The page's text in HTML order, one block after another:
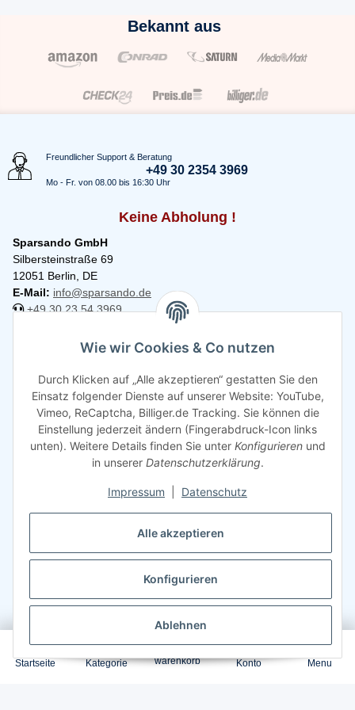
Bekannt aus
Freundlicher Support & Beratung
+49 30 2354 3969
Mo - Fr. von 08.00 bis 16:30 Uhr
Keine Abholung !
Sparsando GmbH
Silbersteinstraße 69
12051 Berlin, DE
E-Mail: info@sparsando.de
+49 30 23 54 3969
Informationen
Rechtliches
Startseite Kategorie
0
warenkorb Konto Menu
Wie wir Cookies & Co nutzen
Durch Klicken auf „Alle akzeptieren“ gestatten Sie den
Einsatz folgender Dienste auf unserer Website: YouTube,
Vimeo, ReCaptcha, Billiger.de Tracking. Sie können die
Einstellung jederzeit ändern (Fingerabdruck-Icon links
unten). Weitere Details finden Sie unter Konfigurierenund
in unserer Datenschutzerklärung.
Impressum Datenschutz
Alle akzeptieren
Konfigurieren
Ablehnen